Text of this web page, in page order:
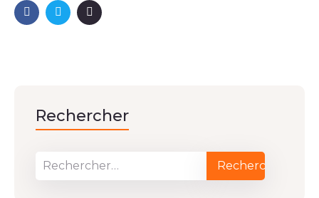
Rechercher